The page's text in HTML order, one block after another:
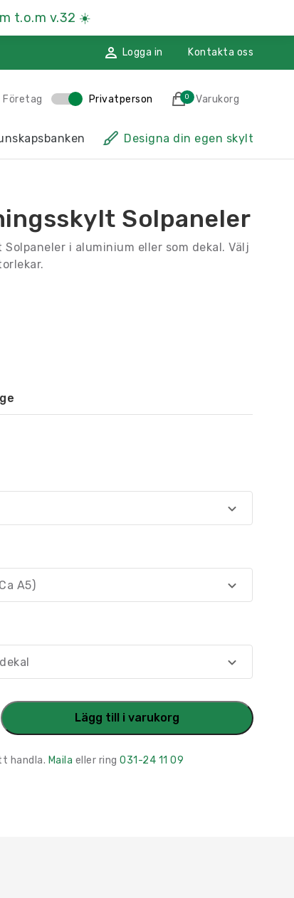
t.o.m v.32 ☀️
Logga in Kontakta oss
Företag Privatperson 0 Varukorg
Till kassan
Återvinningsskyltar
Designa din egen skylt
Solpaneler
i aluminium eller som dekal. Välj
A5)
Lägg till i varukorg
handla. Maila eller ring 031-24 11 09